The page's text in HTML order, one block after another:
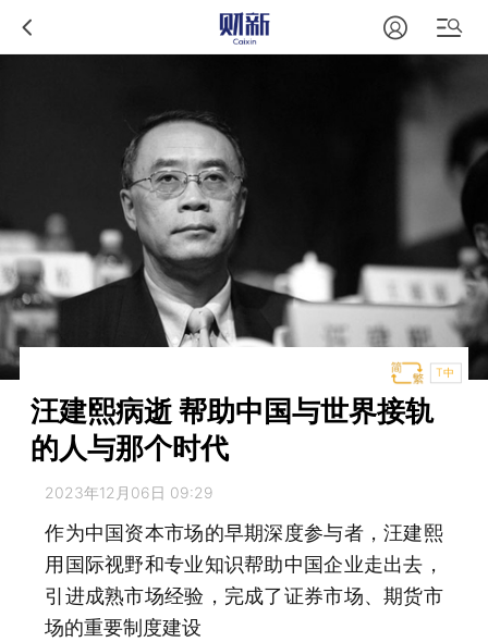
T中
汪建熙病逝 帮助中国与世界接轨
的人与那个时代
2023年12月06日 09:29
作为中国资本市场的早期深度参与者，汪建熙
用国际视野和专业知识帮助中国企业走出去，
引进成熟市场经验，完成了证券市场、期货市
场的重要制度建设